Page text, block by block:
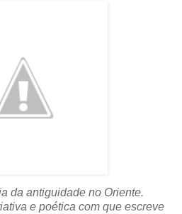
da antiguidade no Oriente.
e poética com que escreve